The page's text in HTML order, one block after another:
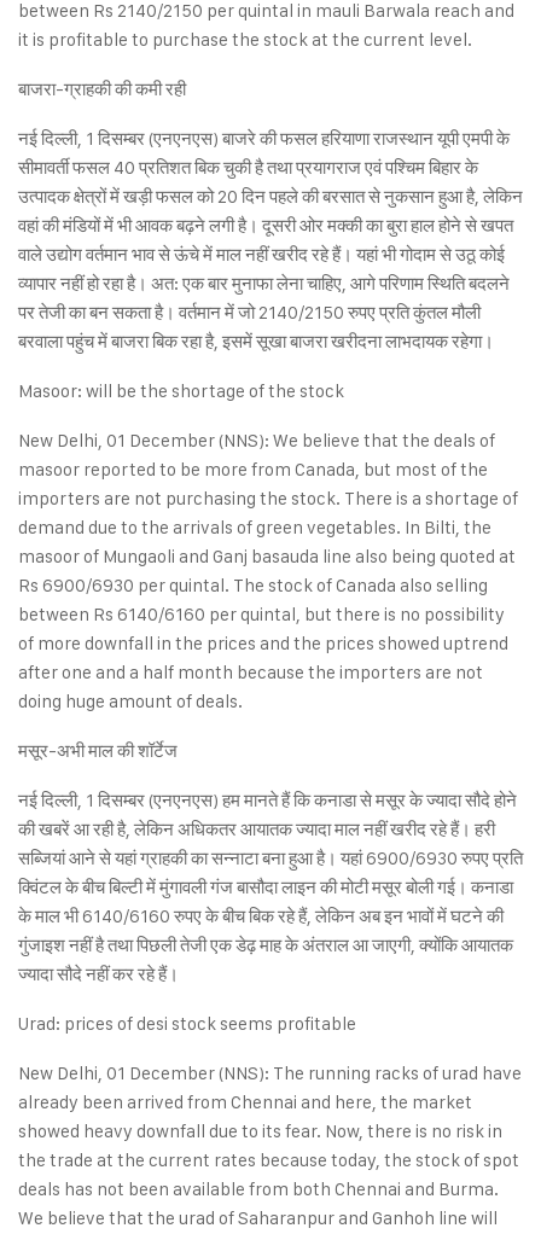
between Rs 2140/2150 per quintal in mauli Barwala reach and
it is profitable to purchase the stock at the current level.
बाजरा-ग्राहकी की कमी रही
नई दिल्ली, 1 दिसम्बर (एनएनएस) बाजरे की फसल हरियाणा राजस्थान यूपी एमपी के
सीमावर्ती फसल 40 प्रतिशत बिक चुकी है तथा प्रयागराज एवं पश्चिम बिहार के
उत्पादक क्षेत्रों में खड़ी फसल को 20 दिन पहले की बरसात से नुकसान हुआ है, लेकिन
वहां की मंडियों में भी आवक बढ़ने लगी है। दूसरी ओर मक्की का बुरा हाल होने से खपत
वाले उद्योग वर्तमान भाव से ऊंचे में माल नहीं खरीद रहे हैं। यहां भी गोदाम से उठू कोई
व्यापार नहीं हो रहा है। अत: एक बार मुनाफा लेना चाहिए, आगे परिणाम स्थिति बदलने
पर तेजी का बन सकता है। वर्तमान में जो 2140/2150 रुपए प्रति कुंतल मौली
बरवाला पहुंच में बाजरा बिक रहा है, इसमें सूखा बाजरा खरीदना लाभदायक रहेगा।
Masoor: will be the shortage of the stock
New Delhi, 01 December (NNS): We believe that the deals of
masoor reported to be more from Canada, but most of the
importers are not purchasing the stock. There is a shortage of
demand due to the arrivals of green vegetables. In Bilti, the
masoor of Mungaoli and Ganj basauda line also being quoted at
Rs 6900/6930 per quintal. The stock of Canada also selling
between Rs 6140/6160 per quintal, but there is no possibility
of more downfall in the prices and the prices showed uptrend
after one and a half month because the importers are not
doing huge amount of deals.
मसूर-अभी माल की शॉर्टेज
नई दिल्ली, 1 दिसम्बर (एनएनएस) हम मानते हैं कि कनाडा से मसूर के ज्यादा सौदे होने
की खबरें आ रही है, लेकिन अधिकतर आयातक ज्यादा माल नहीं खरीद रहे हैं। हरी
सब्जियां आने से यहां ग्राहकी का सन्नाटा बना हुआ है। यहां 6900/6930 रुपए प्रति
क्विंटल के बीच बिल्टी में मुंगावली गंज बासौदा लाइन की मोटी मसूर बोली गई। कनाडा
के माल भी 6140/6160 रुपए के बीच बिक रहे हैं, लेकिन अब इन भावों में घटने की
गुंजाइश नहीं है तथा पिछली तेजी एक डेढ़ माह के अंतराल आ जाएगी, क्योंकि आयातक
ज्यादा सौदे नहीं कर रहे हैं।
Urad: prices of desi stock seems profitable
New Delhi, 01 December (NNS): The running racks of urad have
already been arrived from Chennai and here, the market
showed heavy downfall due to its fear. Now, there is no risk in
the trade at the current rates because today, the stock of spot
deals has not been available from both Chennai and Burma.
We believe that the urad of Saharanpur and Ganhoh line will